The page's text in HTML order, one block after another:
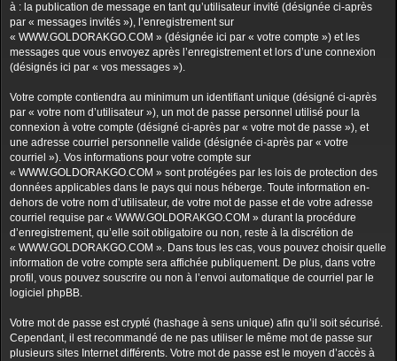
à : la publication de message en tant qu’utilisateur invité (désignée ci-après
par « messages invités »), l’enregistrement sur
« WWW.GOLDORAKGO.COM » (désignée ici par « votre compte ») et les
messages que vous envoyez après l’enregistrement et lors d’une connexion
(désignés ici par « vos messages »).
Votre compte contiendra au minimum un identifiant unique (désigné ci-après
par « votre nom d’utilisateur »), un mot de passe personnel utilisé pour la
connexion à votre compte (désigné ci-après par « votre mot de passe »), et
une adresse courriel personnelle valide (désignée ci-après par « votre
courriel »). Vos informations pour votre compte sur
« WWW.GOLDORAKGO.COM » sont protégées par les lois de protection des
données applicables dans le pays qui nous héberge. Toute information en-
dehors de votre nom d’utilisateur, de votre mot de passe et de votre adresse
courriel requise par « WWW.GOLDORAKGO.COM » durant la procédure
d’enregistrement, qu’elle soit obligatoire ou non, reste à la discrétion de
« WWW.GOLDORAKGO.COM ». Dans tous les cas, vous pouvez choisir quelle
information de votre compte sera affichée publiquement. De plus, dans votre
profil, vous pouvez souscrire ou non à l’envoi automatique de courriel par le
logiciel phpBB.
Votre mot de passe est crypté (hashage à sens unique) afin qu’il soit sécurisé.
Cependant, il est recommandé de ne pas utiliser le même mot de passe sur
plusieurs sites Internet différents. Votre mot de passe est le moyen d’accès à